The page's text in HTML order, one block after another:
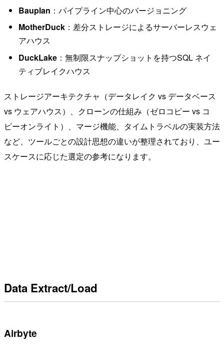
Bauplan ：パイプライン中心のバージョニング
MotherDuck：差分ストレージによるサーバーレスウェ
アハウス
DuckLake：無制限スナップショットを持つSQL ネイ
ティブレイクハウス
ストレージアーキテクチャ（データレイク vs データベース
vs ウェアハウス）、クローンの仕組み（ゼロコピー vs コ
ピーオンライト）、マージ機能、タイムトラベルの実装方法
など、ツールごとの設計思想の違いが整理されており、ユー
スケースに応じた選定の参考になります。
Data Extract/Load
Airbyte